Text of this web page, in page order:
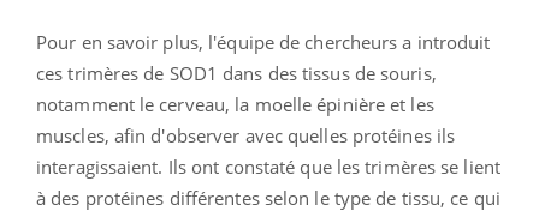
Pour en savoir plus, l'équipe de chercheurs a introduit
ces trimères de SOD1 dans des tissus de souris,
notamment le cerveau, la moelle épinière et les
muscles, afin d'observer avec quelles protéines ils
interagissaient. Ils ont constaté que les trimères se lient
à des protéines différentes selon le type de tissu, ce qui